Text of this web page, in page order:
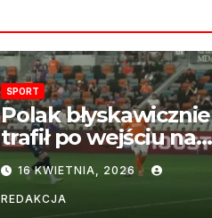
SPORT
Polak błyskawicznie
trafił po wejściu na
boisko – gol już po
22 sekundach!
16 KWIETNIA, 2026
REDAKCJA